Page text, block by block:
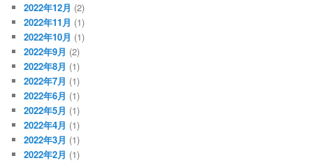
2022年12月 (2)
2022年11月 (1)
2022年10月 (1)
2022年9月 (2)
2022年8月 (1)
2022年7月 (1)
2022年6月 (1)
2022年5月 (1)
2022年4月 (1)
2022年3月 (1)
2022年2月 (1)